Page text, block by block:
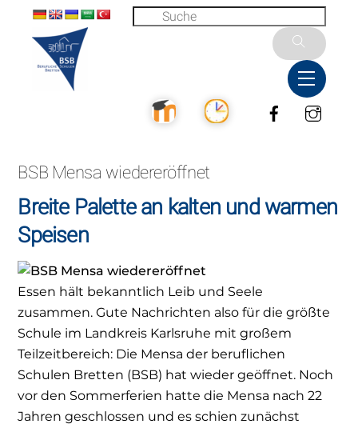
content
Menu
Facebook
BSB Mensa wiedereröffnet
Breite Palette an kalten und warmen
Speisen
Essen hält bekanntlich Leib und Seele
zusammen. Gute Nachrichten also für die größte
Schule im Landkreis Karlsruhe mit großem
Teilzeitbereich: Die Mensa der beruflichen
Schulen Bretten (BSB) hat wieder geöffnet. Noch
vor den Sommerferien hatte die Mensa nach 22
Jahren geschlossen und es schien zunächst